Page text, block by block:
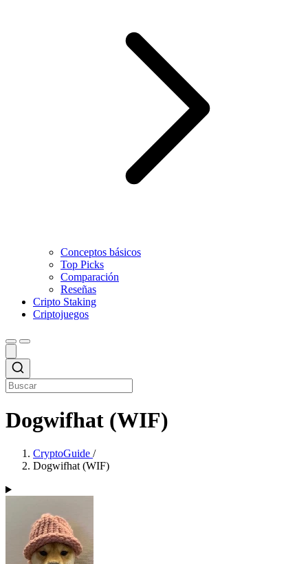
Conceptos básicos
Top Picks
Comparación
Reseñas
Cripto Staking
Criptojuegos
Dogwifhat (WIF)
CryptoGuide /
Dogwifhat (WIF)